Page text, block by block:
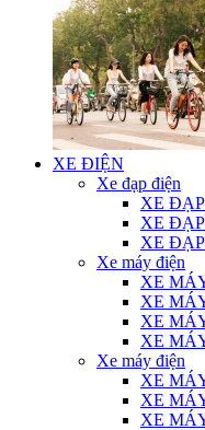
XE ĐIỆN
Xe đạp điện
XE
XE
XE
Xe máy điện
XE
XE
XE
XE
Xe máy điện
XE
XE
XE